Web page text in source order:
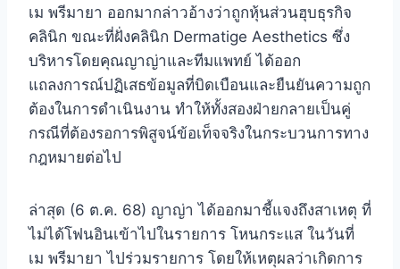
เม พรีมายา ออกมากล่าวอ้างว่าถูกหุ้นส่วนฮุบธุรกิจ
คลินิก ขณะที่ฝั่งคลินิก Dermatige Aesthetics ซึ่ง
บริหารโดยคุณญาญ่าและทีมแพทย์ ได้ออก
แถลงการณ์ปฏิเสธข้อมูลที่บิดเบือนและยืนยันความถูก
ต้องในการดำเนินงาน ทำให้ทั้งสองฝ่ายกลายเป็นคู่
กรณีที่ต้องรอการพิสูจน์ข้อเท็จจริงในกระบวนการทาง
กฎหมายต่อไป
ล่าสุด (6 ต.ค. 68) ญาญ่า ได้ออกมาชี้แจงถึงสาเหตุ ที่
ไม่ได้โฟนอินเข้าไปในรายการ โหนกระแส ในวันที่
เม พรีมายา ไปร่วมรายการ โดยให้เหตุผลว่าเกิดการ